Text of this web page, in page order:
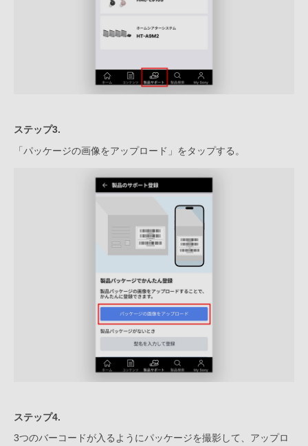
ステップ3.
「パッケージの画像をアップロード」をタップする。
ステップ4.
3つのバーコードが入るようにパッケージを撮影して、アップロ